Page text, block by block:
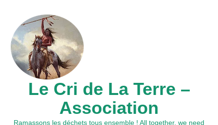
Le Cri de La Terre –
Association
Ramassons les déchets tous ensemble ! All together, we need